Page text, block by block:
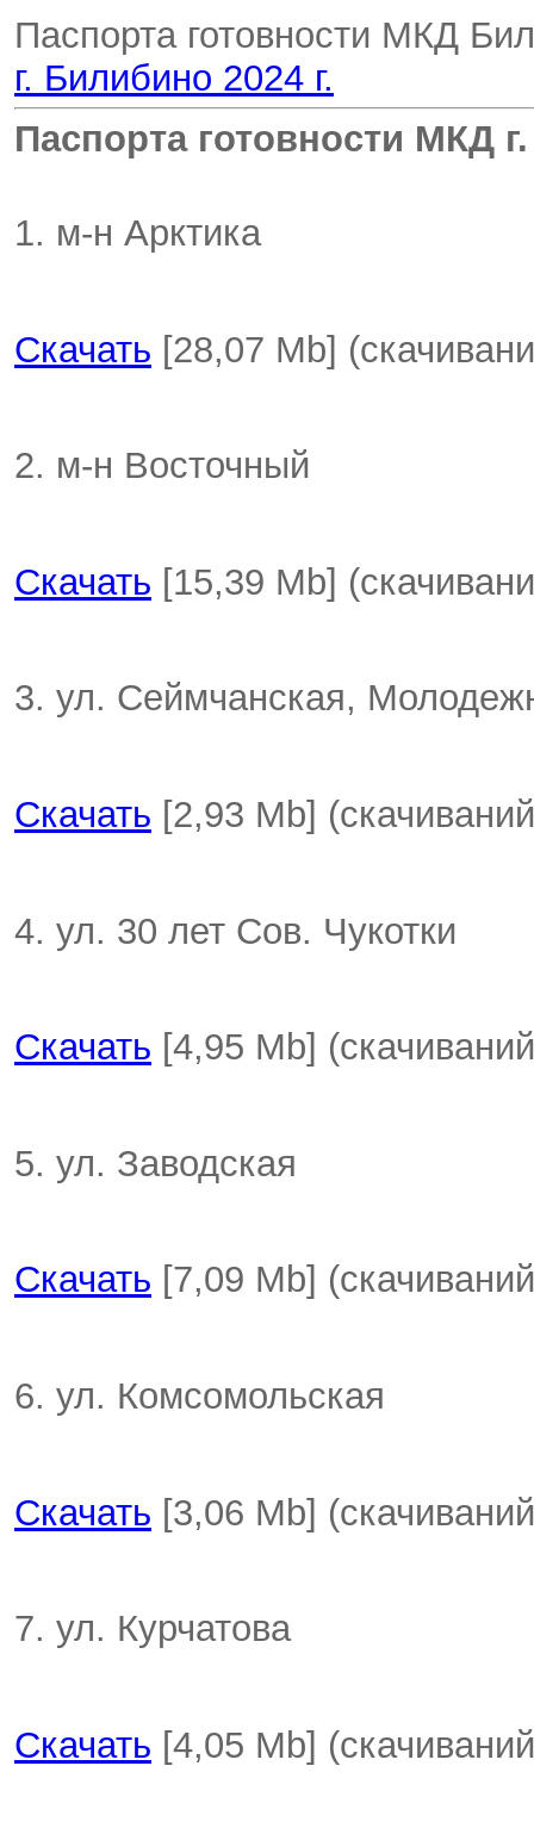
Паспорта готовности МКД
г. Билибино 2024 г.
Паспорта готовности МКД
1. м-н Арктика
Скачать [28,07 Mb]
2. м-н Восточный
Скачать [15,39 Mb]
3. ул. Сеймчанская,
Скачать [2,93 Mb]
4. ул. 30 лет Сов. Чукотки
Скачать [4,95 Mb]
5. ул. Заводская
Скачать [7,09 Mb]
6. ул. Комсомольская
Скачать [3,06 Mb]
7. ул. Курчатова
Скачать [4,05 Mb]